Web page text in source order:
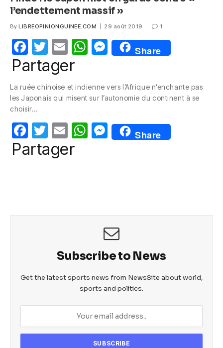
l’endettement massif »
By LIBREOPINIONGUINEE.COM 29 août 2019 1
F
a
e
b
o
o
k
T
w
itt
er
E
m
W
s
p
p
M
e
e
g
er
Share
Partager
La ruée chinoise et indienne vers l’Afrique n’enchante pas
les Japonais qui misent sur l’autonomie du continent à se
choisir…
F
a
T
w
itt
E
m
W M
e
er
Share
Partager
Subscribe to News
Get the latest sports news from NewsSite about world,
sports and politics.